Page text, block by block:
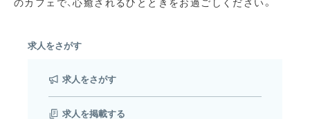
のカフェで、心癒されるひとときをお過ごしください。
求人をさがす
求人をさがす
求人を掲載する